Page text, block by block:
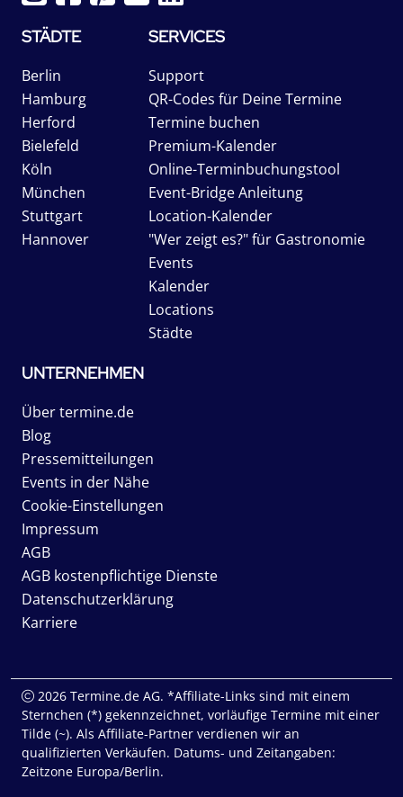
STÄDTE
Berlin
Hamburg
Herford
Bielefeld
Köln
München
Stuttgart
Hannover
SERVICES
Support
QR-Codes für Deine Termine
Termine buchen
Premium-Kalender
Online-Terminbuchungstool
Event-Bridge Anleitung
Location-Kalender
"Wer zeigt es?" für Gastronomie
Events
Kalender
Locations
Städte
UNTERNEHMEN
Über termine.de
Blog
Pressemitteilungen
Events in der Nähe
Cookie-Einstellungen
Impressum
AGB
AGB kostenpflichtige Dienste
Datenschutzerklärung
Karriere
2026 Termine.de AG. *Affiliate-Links sind mit einem
Sternchen (*) gekennzeichnet, vorläufige Termine mit einer
Tilde (~). Als Affiliate-Partner verdienen wir an
qualifizierten Verkäufen. Datums- und Zeitangaben:
Zeitzone Europa/Berlin.